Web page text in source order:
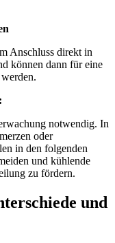
Anschluss direkt in
können dann für eine
notwendig. In
oder
in den folgenden
und kühlende
zu fördern.
und